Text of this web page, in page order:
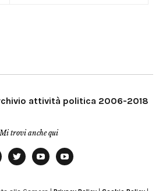
attività politica 2006-2018
trovi anche qui